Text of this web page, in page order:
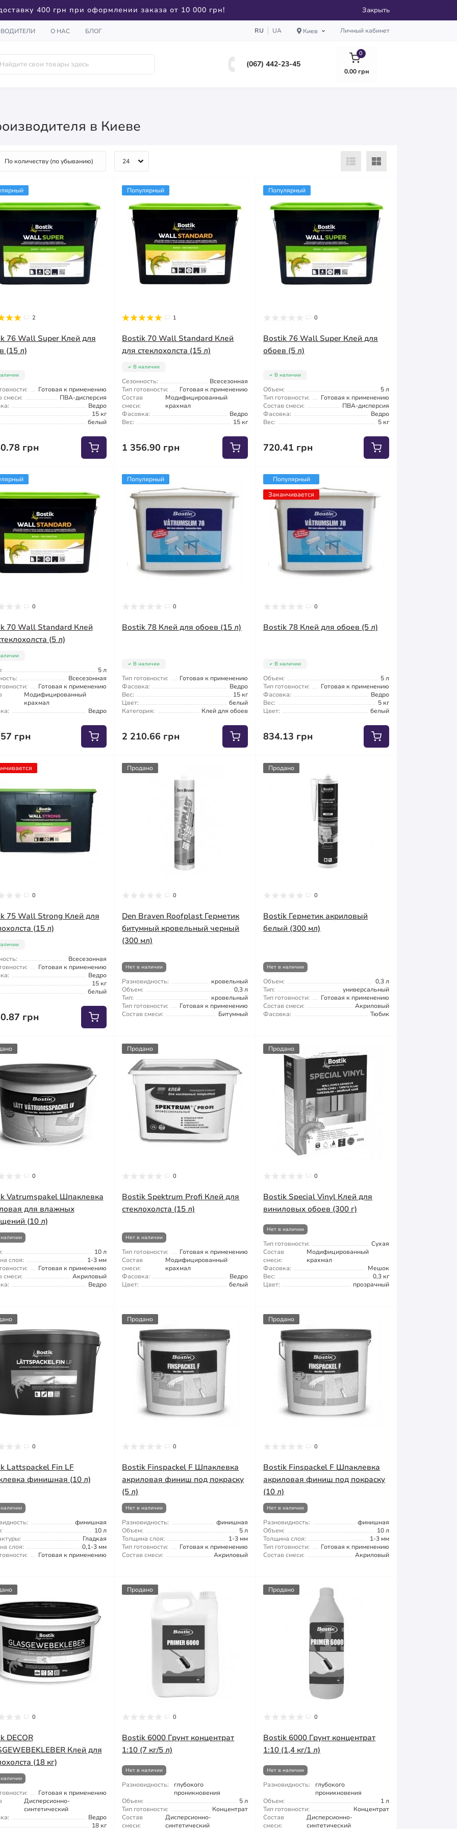
400 грн при оформлении заказа от 10 000 грн! Закрыть
О НАС БЛОГ RU UA Киев Личный кабинет
(067) 442-23-45
0
0.00 грн
в Киеве
2
76 Wall Super Клей для
(15 л)
Готовая к применению
смеси:
ПВА-дисперсия
Ведро
15 кг
белый
грн
Популярный
1
Bostik 70 Wall Standard Клей
для стеклохолста (15 л)
В наличии
Сезонность:
Всесезонная
Тип готовности:
Готовая к применению
Состав
смеси:
Модифицированный
крахмал
Фасовка:
Ведро
Вес:
15 кг
1 356.90 грн
Популярный
0
Bostik 76 Wall Super Клей для
обоев (5 л)
В наличии
Объем:
5 л
Тип готовности:
Готовая к применению
Состав смеси:
ПВА-дисперсия
Фасовка:
Ведро
Вес:
5 кг
720.41 грн
0
70 Wall Standard Клей
(5 л)
5 л
Всесезонная
Готовая к применению
Модифицированный
крахмал
Ведро
грн
Популярный
0
Bostik 78 Клей для обоев (15 л)
В наличии
Тип готовности:
Готовая к применению
Фасовка:
Ведро
Вес:
15 кг
Цвет:
белый
Категория:
Клей для обоев
2 210.66 грн
Популярный
Заканчивается
0
Bostik 78 Клей для обоев (5 л)
В наличии
Объем:
5 л
Тип готовности:
Готовая к применению
Фасовка:
Ведро
Вес:
5 кг
Цвет:
белый
834.13 грн
0
75 Wall Strong Клей для
(15 л)
Всесезонная
Готовая к применению
Ведро
15 кг
белый
грн
Продано
0
Den Braven Roofplast Герметик
битумный кровельный черный
(300 мл)
Нет в наличии
Разновидность:
кровельный
Объем:
0,3 л
Тип:
кровельный
Тип готовности:
Готовая к применению
Состав смеси:
Битумный
Продано
0
Bostik Герметик акриловый
белый (300 мл)
Нет в наличии
Объем:
0,3 л
Тип:
универсальный
Тип готовности:
Готовая к применению
Состав смеси:
Акриловый
Фасовка:
Тюбик
0
Vatrumspakel Шпаклевка
для влажных
(10 л)
10 л
слоя:
1-3 мм
Готовая к применению
смеси:
Акриловый
Ведро
Продано
0
Bostik Spektrum Profi Клей для
стеклохолста (15 л)
Нет в наличии
Тип готовности:
Готовая к применению
Состав
смеси:
Модифицированный
крахмал
Фасовка:
Ведро
Цвет:
белый
Продано
0
Bostik Special Vinyl Клей для
виниловых обоев (300 г)
Нет в наличии
Тип готовности:
Сухая
Состав
смеси:
Модифицированный
крахмал
Фасовка:
Мешок
Вес:
0,3 кг
Цвет:
прозрачный
0
Lattspackel Fin LF
финишная (10 л)
финишная
10 л
Гладкая
слоя:
0,1-3 мм
Готовая к применению
Продано
0
Bostik Finspackel F Шпаклевка
акриловая финиш под покраску
(5 л)
Нет в наличии
Разновидность:
финишная
Объем:
5 л
Толщина слоя:
1-3 мм
Тип готовности:
Готовая к применению
Состав смеси:
Акриловый
Продано
0
Bostik Finspackel F Шпаклевка
акриловая финиш под покраску
(10 л)
Нет в наличии
Разновидность:
финишная
Объем:
10 л
Толщина слоя:
1-3 мм
Тип готовности:
Готовая к применению
Состав смеси:
Акриловый
0
DECOR
Клей для
(18 кг)
Готовая к применению
Дисперсионно-
синтетический
Ведро
18 кг
Продано
0
Bostik 6000 Грунт концентрат
1:10 (7 кг/5 л)
Нет в наличии
Разновидность:
глубокого
проникновения
Объем:
5 л
Тип готовности:
Концентрат
Состав
смеси:
Дисперсионно-
синтетический
Продано
0
Bostik 6000 Грунт концентрат
1:10 (1,4 кг/1 л)
Нет в наличии
Разновидность:
глубокого
проникновения
Объем:
1 л
Тип готовности:
Концентрат
Состав
смеси:
Дисперсионно-
синтетический